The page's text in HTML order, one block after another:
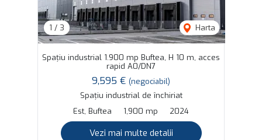
1 / 3 Harta
Spațiu industrial 1.900 mp Buftea, H 10 m, acces
rapid A0/DN7
9,595 € (negociabil)
Spațiu industrial de închiriat
Est, Buftea
1,900 mp 2024
Vezi mai multe detalii